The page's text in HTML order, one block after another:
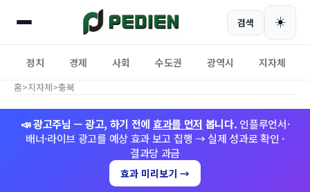
검색 ☀️
정치 경제 사회 수도권 광역시 지자체
홈>지자체>충북
📣 광고주님 — 광고, 하기 전에 효과를 먼저 봅니다. 인플루언서·
배너·라이브 광고를 예상 효과 보고 집행 → 실제 성과로 확인 ·
결과당 과금
효과 미리보기 →